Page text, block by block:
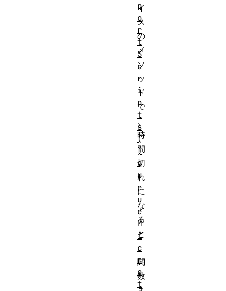
イ
ス
の
メ
ソ
ッ
ド
で
、
時
間
切
れ
に
な
る
と
、
関
数
p
o
r
t
S
c
r
i
p
t
s
(
)
q
u
e
u
e
M
i
c
r
o
t